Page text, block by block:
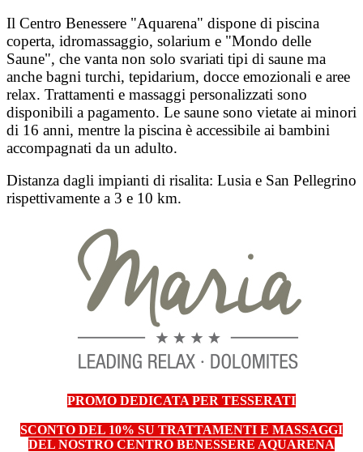
Il Centro Benessere "Aquarena" dispone di piscina
coperta, idromassaggio, solarium e "Mondo delle
Saune", che vanta non solo svariati tipi di saune ma
anche bagni turchi, tepidarium, docce emozionali e aree
relax. Trattamenti e massaggi personalizzati sono
disponibili a pagamento. Le saune sono vietate ai minori
di 16 anni, mentre la piscina è accessibile ai bambini
accompagnati da un adulto.
Distanza dagli impianti di risalita: Lusia e San Pellegrino
rispettivamente a 3 e 10 km.
PROMO DEDICATA PER TESSERATI
SCONTO DEL 10% SU TRATTAMENTI E MASSAGGI
DEL NOSTRO CENTRO BENESSERE AQUARENA